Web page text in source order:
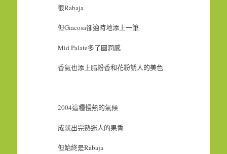
很Rabaja
但Giacosa卻適時地添上一筆
Mid Palate多了圓潤感
香氣也添上脂粉香和花粉誘人的美色
2004這種慢熱的氣候
成就出完熟迷人的果香
但始終是Rabaja